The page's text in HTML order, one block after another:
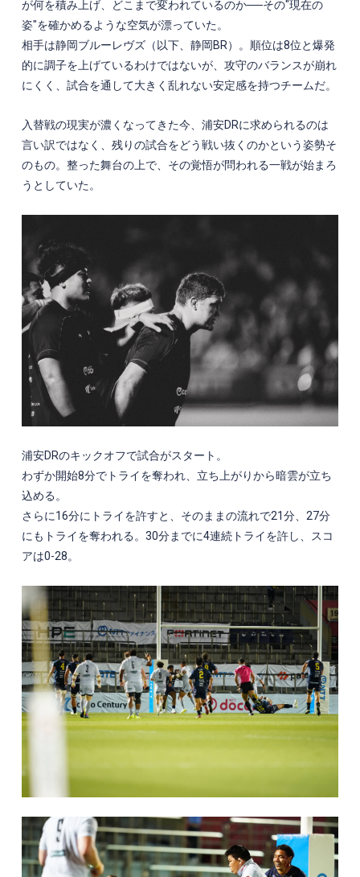
が何を積み上げ、どこまで変われているのか──その"現在の
姿"を確かめるような空気が漂っていた。
相手は静岡ブルーレヴズ（以下、静岡BR）。順位は8位と爆発
的に調子を上げているわけではないが、攻守のバランスが崩れ
にくく、試合を通して大きく乱れない安定感を持つチームだ。
入替戦の現実が濃くなってきた今、浦安DRに求められるのは
言い訳ではなく、残りの試合をどう戦い抜くのかという姿勢そ
のもの。整った舞台の上で、その覚悟が問われる一戦が始まろ
うとしていた。
浦安DRのキックオフで試合がスタート。
わずか開始8分でトライを奪われ、立ち上がりから暗雲が立ち
込める。
さらに16分にトライを許すと、そのままの流れで21分、27分
にもトライを奪われる。30分までに4連続トライを許し、スコ
アは0-28。